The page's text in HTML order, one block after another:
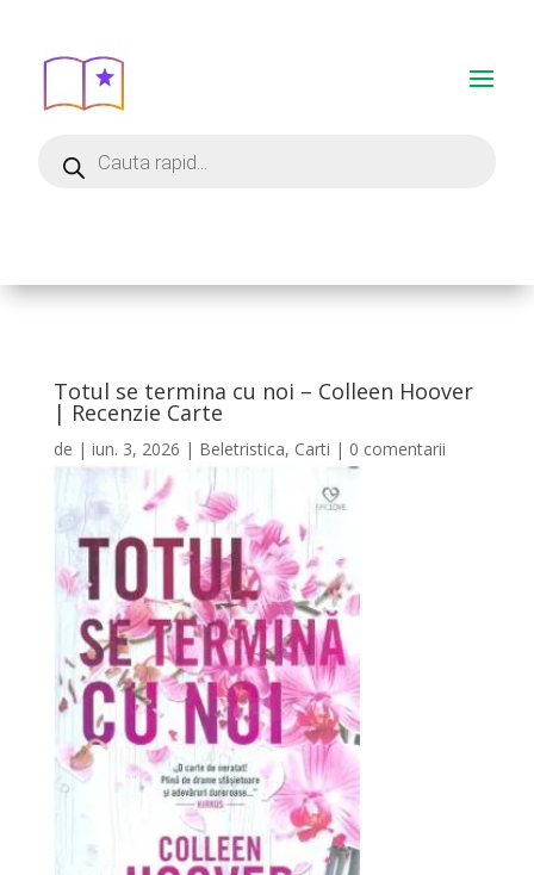
Totul se termina cu noi – Colleen Hoover
| Recenzie Carte
de | iun. 3, 2026 | Beletristica, Carti | 0 comentarii